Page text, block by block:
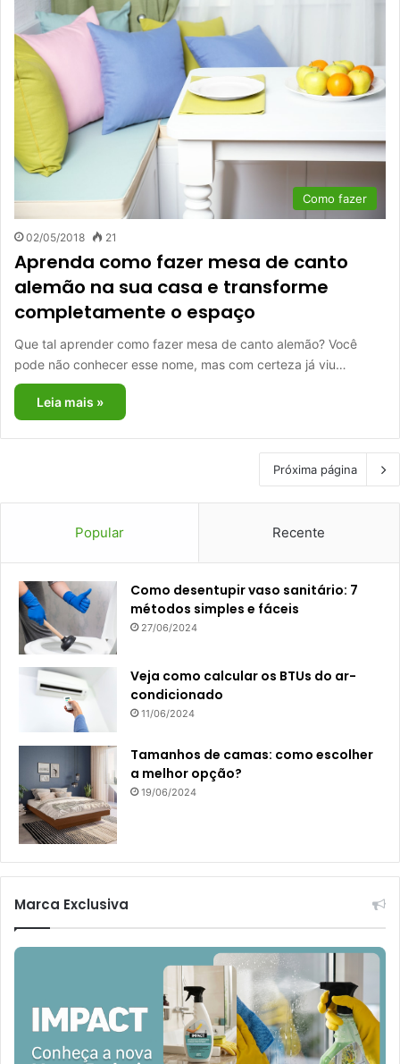
Como fazer
02/05/2018 21
Aprenda como fazer mesa de canto
alemão na sua casa e transforme
completamente o espaço
Que tal aprender como fazer mesa de canto alemão? Você
pode não conhecer esse nome, mas com certeza já viu…
Leia mais »
Próxima página
Popular Recente
Como desentupir vaso sanitário: 7
métodos simples e fáceis
27/06/2024
Veja como calcular os BTUs do ar-
condicionado
11/06/2024
Tamanhos de camas: como escolher
a melhor opção?
19/06/2024
Marca Exclusiva